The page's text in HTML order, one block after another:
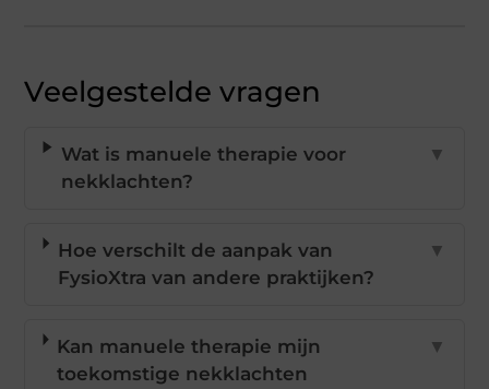
Veelgestelde vragen
Wat is manuele therapie voor
nekklachten?
▼
Hoe verschilt de aanpak van
FysioXtra van andere praktijken?
▼
Kan manuele therapie mijn
toekomstige nekklachten
▼